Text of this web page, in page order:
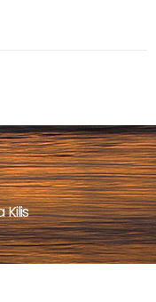
menu
Kilis